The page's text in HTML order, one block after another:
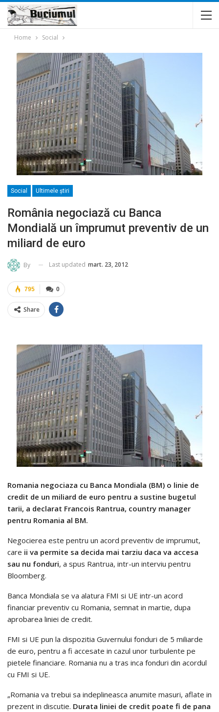
Home Social
Social Ultimele ştiri
România negociază cu Banca
Mondială un împrumut preventiv de un
miliard de euro
By Last updated mart. 23, 2012
0
795
Share
Romania negociaza cu Banca Mondiala (BM) o linie de
credit de un miliard de euro pentru a sustine bugetul
tarii, a declarat Francois Rantrua, country manager
pentru Romania al BM.
Negocierea este pentru un acord preventiv de imprumut,
care ii va permite sa decida mai tarziu daca va accesa
sau nu fonduri, a spus Rantrua, intr-un interviu pentru
Bloomberg.
Banca Mondiala se va alatura FMI si UE intr-un acord
financiar preventiv cu Romania, semnat in martie, dupa
aprobarea liniei de credit.
FMI si UE pun la dispozitia Guvernului fonduri de 5 miliarde
de euro, pentru a fi accesate in cazul unor turbulente pe
pietele financiare. Romania nu a tras inca fonduri din acordul
cu FMI si UE.
„Romania va trebui sa indeplineasca anumite masuri, aflate in
prezent in discutie. Durata liniei de credit poate fi de pana